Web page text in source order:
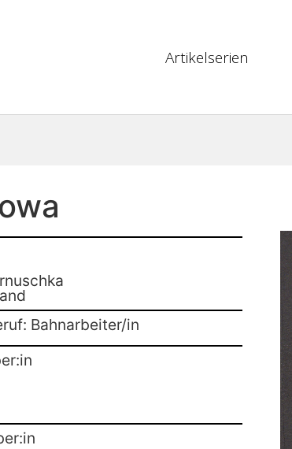
Artikelserien
Bahnarbeiter/in